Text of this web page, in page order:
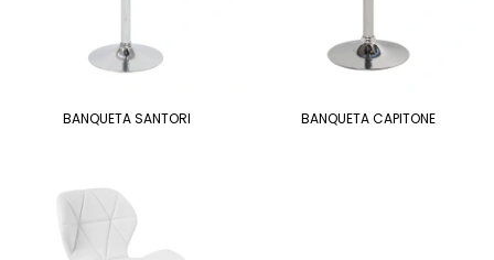
BANQUETA SANTORI BANQUETA CAPITONE